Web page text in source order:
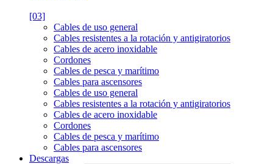
[03]
Cables de uso general
Cables resistentes a la rotación y antigiratorios
Cables de acero inoxidable
Cordones
Cables de pesca y marítimo
Cables para ascensores
Cables de uso general
Cables resistentes a la rotación y antigiratorios
Cables de acero inoxidable
Cordones
Cables de pesca y marítimo
Cables para ascensores
Descargas